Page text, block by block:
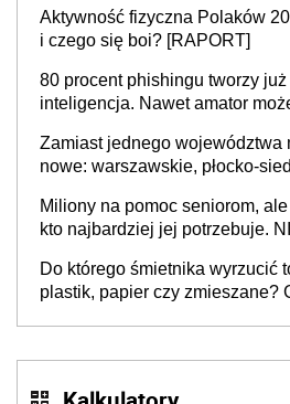
sprawy
Aktywność fizyczna Polaków
i czego się boi? [RAPORT]
80 procent phishingu tworzy już
inteligencja. Nawet amator
Zamiast jednego województwa
nowe: warszawskie, płocko-
stołecznych
Miliony na pomoc seniorom,
kto najbardziej jej potrzebuje.
Do którego śmietnika wyrzucić
plastik, papier czy zmieszane?